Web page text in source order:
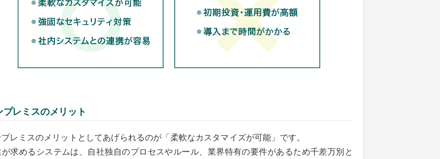
プレミスのメリット
レミスのメリットとしてあげられるのが「柔軟なカスタマイズが可能」です。
求めるシステムは、自社独自のプロセスやルール、業界特有の要件があるため千差万別と